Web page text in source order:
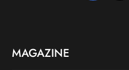
MAGAZINE